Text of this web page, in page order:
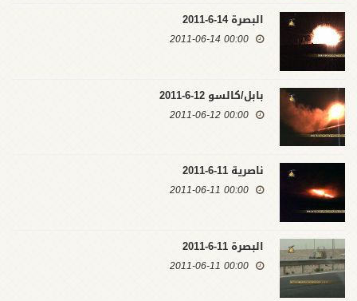
البصرة 14-6-2011
00:00 2011-06-14
بابل/كالسو 12-6-2011
00:00 2011-06-12
ناصرية 11-6-2011
00:00 2011-06-11
البصرة 11-6-2011
00:00 2011-06-11